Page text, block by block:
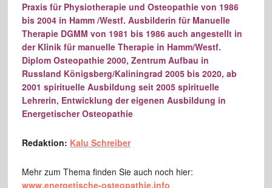
Praxis für Physiotherapie und Osteopathie von 1986
bis 2004 in Hamm /Westf. Ausbilderin für Manuelle
Therapie DGMM von 1981 bis 1986 auch angestellt in
der Klinik für manuelle Therapie in Hamm/Westf.
Diplom Osteopathie 2000, Zentrum Aufbau in
Russland Königsberg/Kaliningrad 2005 bis 2020, ab
2001 spirituelle Ausbildung seit 2005 spirituelle
Lehrerin, Entwicklung der eigenen Ausbildung in
Energetischer Osteopathie
Redaktion: Kalu Schreiber
Mehr zum Thema finden Sie auch noch hier:
www.energetische-osteopathie.info